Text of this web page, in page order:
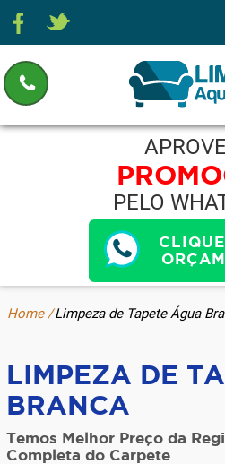
PELO
Home /Limpeza de Tapete Água
LIMPEZA DE
BRANCA
Temos Melhor Preço da
Completa do Carpete